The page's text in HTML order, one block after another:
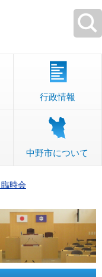
行政情報
中野市について
時会